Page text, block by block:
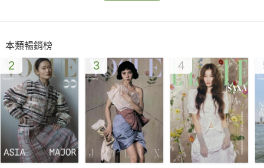
本類暢銷榜
2 3 4